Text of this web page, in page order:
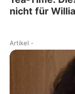
nicht für
Artikel -